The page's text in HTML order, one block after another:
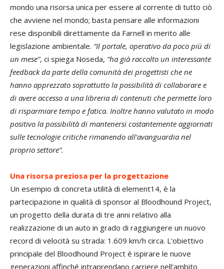
mondo una risorsa unica per essere al corrente di tutto ciò
che avviene nel mondo; basta pensare alle informazioni
rese disponibili direttamente da Farnell in merito alle
legislazione ambientale. “Il portale, operativo da poco più di
un mese”, ci spiega Noseda, “ha già raccolto un interessante
feedback da parte della comunità dei progettisti che ne
hanno apprezzato soprattutto la possibilità di collaborare e
di avere accesso a una libreria di contenuti che permette loro
di risparmiare tempo e fatica. Inoltre hanno valutato in modo
positivo la possibilità di mantenersi costantemente aggiornati
sulle tecnologie critiche rimanendo all'avanguardia nel
proprio settore”.
Una risorsa preziosa per la progettazione
Un esempio di concreta utilità di element14, è la
partecipazione in qualità di sponsor al Bloodhound Project,
un progetto della durata di tre anni relativo alla
realizzazione di un auto in grado di raggiungere un nuovo
record di velocità su strada: 1.609 km/h circa. L'obiettivo
principale del Bloodhound Project è ispirare le nuove
generazioni affinché intraprendano carriere nell'ambito